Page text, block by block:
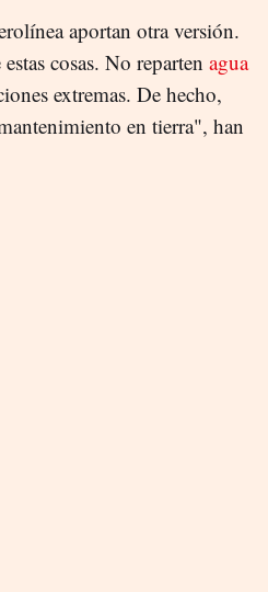
aportan otra versión.
cosas. No reparten agua
extremas. De hecho,
en tierra", han